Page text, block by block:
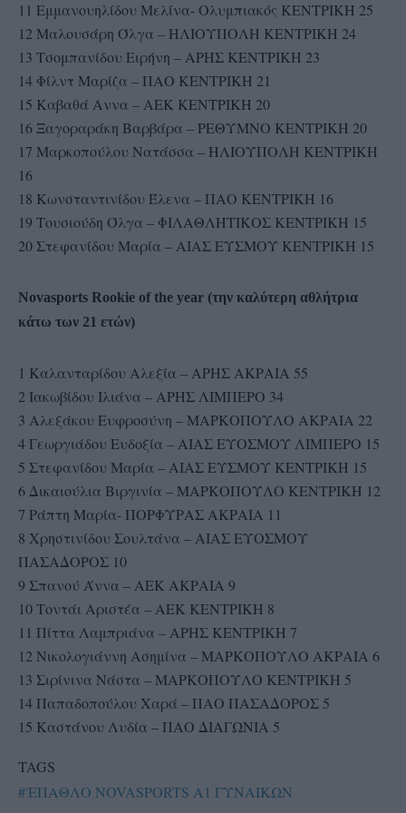
11 Εμμανουηλίδου Μελίνα- Ολυμπιακός ΚΕΝΤΡΙΚΗ 25
12 Μαλουσάρη Όλγα – ΗΛΙΟΥΠΟΛΗ ΚΕΝΤΡΙΚΗ 24
13 Τσομπανίδου Ειρήνη – ΑΡΗΣ ΚΕΝΤΡΙΚΗ 23
14 Φίλντ Μαρίζα – ΠΑΟ ΚΕΝΤΡΙΚΗ 21
15 Καβαθά Αννα – ΑΕΚ ΚΕΝΤΡΙΚΗ 20
16 Ξαγοραράκη Βαρβάρα – ΡΕΘΥΜΝΟ ΚΕΝΤΡΙΚΗ 20
17 Μαρκοπούλου Νατάσσα – ΗΛΙΟΥΠΟΛΗ ΚΕΝΤΡΙΚΗ
16
18 Κωνσταντινίδου Έλενα – ΠΑΟ ΚΕΝΤΡΙΚΗ 16
19 Τουσιούδη Όλγα – ΦΙΛΑΘΛΗΤΙΚΟΣ ΚΕΝΤΡΙΚΗ 15
20 Στεφανίδου Μαρία – ΑΙΑΣ ΕΥΣΜΟΥ ΚΕΝΤΡΙΚΗ 15
Novasports Rookie of the year (την καλύτερη αθλήτρια
κάτω των 21 ετών)
1 Καλανταρίδου Αλεξία – ΑΡΗΣ ΑΚΡΑΙΑ 55
2 Ιακωβίδου Ιλιάνα – ΑΡΗΣ ΛΙΜΠΕΡΟ 34
3 Αλεξάκου Ευφροσύνη – ΜΑΡΚΟΠΟΥΛΟ ΑΚΡΑΙΑ 22
4 Γεωργιάδου Ευδοξία – ΑΙΑΣ ΕΥΟΣΜΟΥ ΛΙΜΠΕΡΟ 15
5 Στεφανίδου Μαρία – ΑΙΑΣ ΕΥΣΜΟΥ ΚΕΝΤΡΙΚΗ 15
6 Δικαιούλια Βιργινία – ΜΑΡΚΟΠΟΥΛΟ ΚΕΝΤΡΙΚΗ 12
7 Ράπτη Μαρία- ΠΟΡΦΥΡΑΣ ΑΚΡΑΙΑ 11
8 Χρηστινίδου Σουλτάνα – ΑΙΑΣ ΕΥΟΣΜΟΥ
ΠΑΣΑΔΟΡΟΣ 10
9 Σπανού Άννα – ΑΕΚ ΑΚΡΑΙΑ 9
10 Τοντάι Αριστέα – ΑΕΚ ΚΕΝΤΡΙΚΗ 8
11 Πίττα Λαμπριάνα – ΑΡΗΣ ΚΕΝΤΡΙΚΗ 7
12 Νικολογιάννη Ασημίνα – ΜΑΡΚΟΠΟΥΛΟ ΑΚΡΑΙΑ 6
13 Σιρίνινα Νάστα – ΜΑΡΚΟΠΟΥΛΟ ΚΕΝΤΡΙΚΗ 5
14 Παπαδοπούλου Χαρά – ΠΑΟ ΠΑΣΑΔΟΡΟΣ 5
15 Καστάνου Λυδία – ΠΑΟ ΔΙΑΓΩΝΙΑ 5
TAGS
#'ΕΠΑΘΛΟ NOVASPORTS Α1 ΓΥΝΑΙΚΩΝ